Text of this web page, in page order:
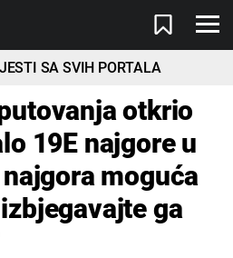
SA SVIH PORTALA
otkrio
19E najgore u
moguća
ga